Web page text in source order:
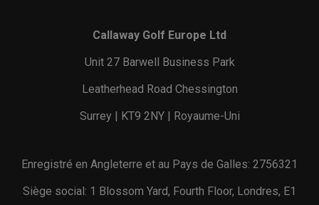
Callaway Golf Europe Ltd
Unit 27 Barwell Business Park
Leatherhead Road Chessington
Surrey | KT9 2NY | Royaume-Uni
Enregistré en Angleterre et au Pays de Galles: 2756321
Siège social: 1 Blossom Yard, Fourth Floor, Londres, E1